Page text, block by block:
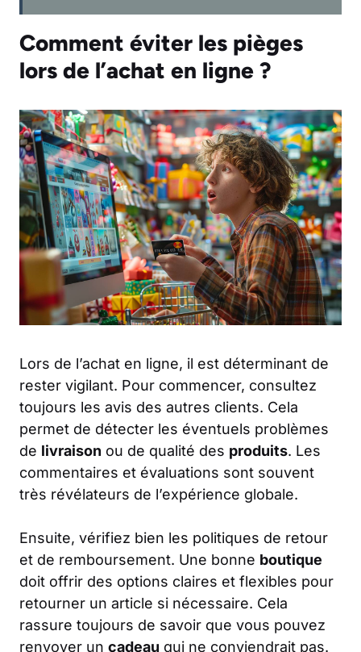
Comment éviter les pièges
lors de l’achat en ligne ?
Lors de l’achat en ligne, il est déterminant de
rester vigilant. Pour commencer, consultez
toujours les avis des autres clients. Cela
permet de détecter les éventuels problèmes
de livraison ou de qualité des produits. Les
commentaires et évaluations sont souvent
très révélateurs de l’expérience globale.
Ensuite, vérifiez bien les politiques de retour
et de remboursement. Une bonne boutique
doit offrir des options claires et flexibles pour
retourner un article si nécessaire. Cela
rassure toujours de savoir que vous pouvez
renvoyer un cadeau qui ne conviendrait pas.